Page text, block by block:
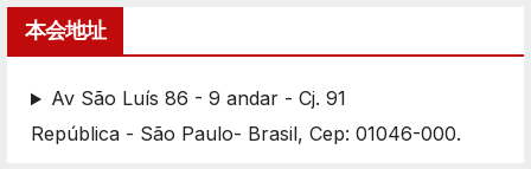
本会地址
Av São Luís 86 - 9 andar - Cj. 91
República - São Paulo- Brasil, Cep: 01046-000.